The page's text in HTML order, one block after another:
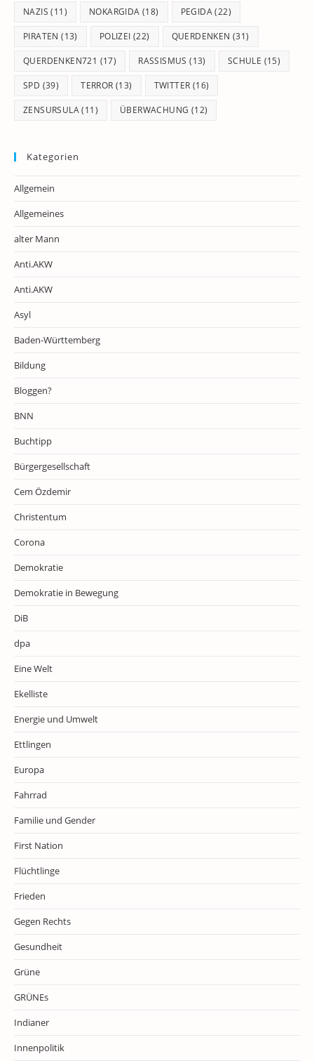
NAZIS (11) NOKARGIDA (18) PEGIDA(22)
PIRATEN (13) POLIZEI (22) QUERDENKEN (31)
QUERDENKEN721 (17) RASSISMUS (13) SCHULE (15)
SPD (39) TERROR (13) TWITTER (16)
ZENSURSULA(11) ÜBERWACHUNG (12)
Kategorien
Allgemein
Allgemeines
alter Mann
Anti.AKW
Anti.AKW
Asyl
Baden-Württemberg
Bildung
Bloggen?
BNN
Buchtipp
Bürgergesellschaft
Cem Özdemir
Christentum
Corona
Demokratie
Demokratie in Bewegung
DiB
dpa
Eine Welt
Ekelliste
Energie und Umwelt
Ettlingen
Europa
Fahrrad
Familie und Gender
First Nation
Flüchtlinge
Frieden
Gegen Rechts
Gesundheit
Grüne
GRÜNEs
Indianer
Innenpolitik